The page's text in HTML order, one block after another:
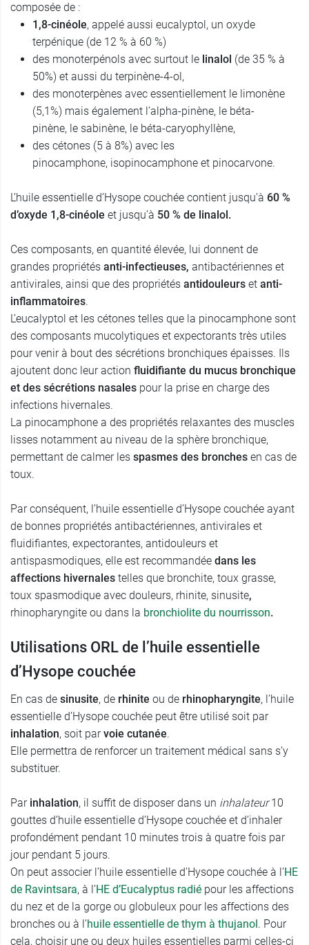
composée de :
1,8-cinéole, appelé aussi eucalyptol, un oxyde
terpénique (de 12 % à 60 %)
des monoterpénols avec surtout le linalol (de 35 % à
50%) et aussi du terpinène-4-ol,
des monoterpènes avec essentiellement le limonène
(5,1%) mais également l’alpha-pinène, le béta-
pinène, le sabinène, le béta-caryophyllène,
des cétones (5 à 8%) avec les
pinocamphone, isopinocamphone et pinocarvone.
L’huile essentielle d’Hysope couchée contient jusqu’à 60 %
d’oxyde 1,8-cinéole et jusqu’à 50 % de linalol.
Ces composants, en quantité élevée, lui donnent de
grandes propriétés anti-infectieuses, antibactériennes et
antivirales, ainsi que des propriétés antidouleurs et anti-
inflammatoires.
L’eucalyptol et les cétones telles que la pinocamphone sont
des composants mucolytiques et expectorants très utiles
pour venir à bout des sécrétions bronchiques épaisses. Ils
ajoutent donc leur action fluidifiante du mucus bronchique
et des sécrétions nasales pour la prise en charge des
infections hivernales.
La pinocamphone a des propriétés relaxantes des muscles
lisses notamment au niveau de la sphère bronchique,
permettant de calmer les spasmes des bronches en cas de
toux.
Par conséquent, l’huile essentielle d’Hysope couchée ayant
de bonnes propriétés antibactériennes, antivirales et
fluidifiantes, expectorantes, antidouleurs et
antispasmodiques, elle est recommandée dans les
affections hivernales telles que bronchite, toux grasse,
toux spasmodique avec douleurs, rhinite, sinusite,
rhinopharyngite ou dans la bronchiolite du nourrisson.
Utilisations ORL de l’huile essentielle
d’Hysope couchée
En cas de sinusite, de rhinite ou de rhinopharyngite, l’huile
essentielle d’Hysope couchée peut être utilisé soit par
inhalation, soit parvoie cutanée.
Elle permettra de renforcer un traitement médical sans s’y
substituer.
Par inhalation, il suffit de disposer dans un inhalateur10
gouttes d’huile essentielle d’Hysope couchée et d’inhaler
profondément pendant 10 minutes trois à quatre fois par
jour pendant 5 jours.
On peut associer l’huile essentielle d’Hysope couchée à l’HE
de Ravintsara, à l’HE d’Eucalyptus radié pour les affections
du nez et de la gorge ou globuleux pour les affections des
bronches ou à l’huile essentielle de thym à thujanol. Pour
cela, choisir une ou deux huiles essentielles parmi celles-ci